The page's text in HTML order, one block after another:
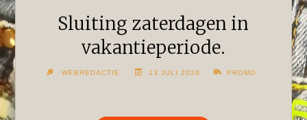
Sluiting zaterdagen in
vakantieperiode.
WEBREDACTIE 13 JULI 2026 PROMO